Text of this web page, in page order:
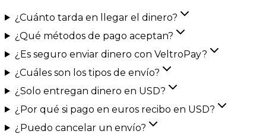
¿Cuánto tarda en llegar el dinero?
¿Qué métodos de pago aceptan?
¿Es seguro enviar dinero con VeltroPay?
¿Cuáles son los tipos de envío?
¿Solo entregan dinero en USD?
¿Por qué si pago en euros recibo en USD?
¿Puedo cancelar un envío?